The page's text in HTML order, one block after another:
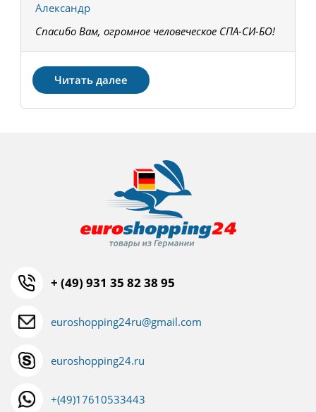
Александр
Спасибо Вам, огромное человеческое СПА-СИ-БО!
Читать далее
+ (49) 931 35 82 38 95
euroshopping24ru@gmail.com
euroshopping24.ru
+(49)17610533443